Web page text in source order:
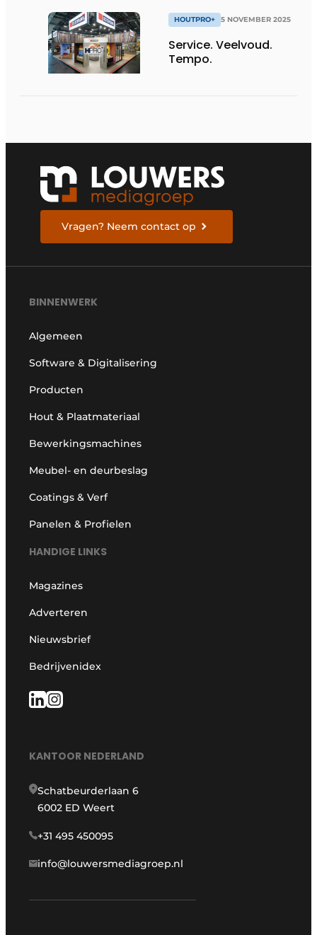
HOUTPRO+ 5 NOVEMBER 2025
Service. Veelvoud.
Tempo.
Vragen? Neem contact op
BINNENWERK
Algemeen
Software & Digitalisering
Producten
Hout & Plaatmateriaal
Bewerkingsmachines
Meubel- en deurbeslag
Coatings & Verf
Panelen & Profielen
HANDIGE LINKS
Magazines
Adverteren
Nieuwsbrief
Bedrijvenidex
KANTOOR NEDERLAND
Schatbeurderlaan 6
6002 ED Weert
+31 495 450095
info@louwersmediagroep.nl